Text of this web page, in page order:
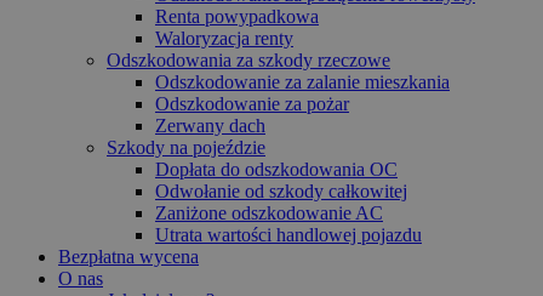
Renta powypadkowa
Waloryzacja renty
Odszkodowania za szkody rzeczowe
Odszkodowanie za zalanie mieszkania
Odszkodowanie za pożar
Zerwany dach
Szkody na pojeździe
Dopłata do odszkodowania OC
Odwołanie od szkody całkowitej
Zaniżone odszkodowanie AC
Utrata wartości handlowej pojazdu
Bezpłatna wycena
O nas